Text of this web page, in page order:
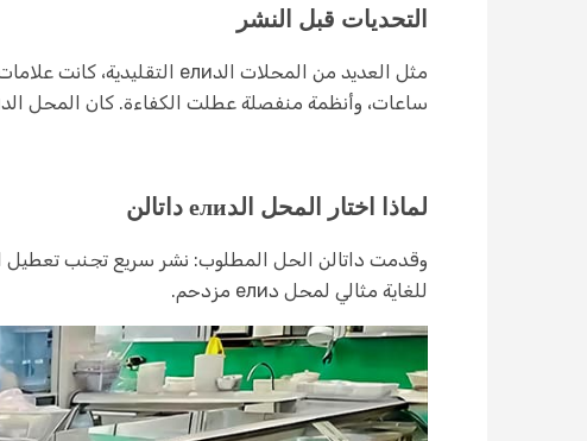
التحديات قبل النشر
ساعات، وأنظمة منفصلة عطلت الكفاءة. كان المحل الدели الذكي بحاجة إلى حل يتناسب مع إيقاعه السريع.
لماذا اختار المحل الدели داتالن
للغاية مثالي لمحل دели مزدحم.